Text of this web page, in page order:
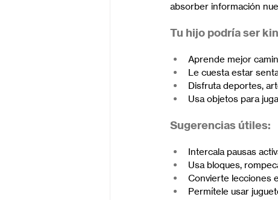
absorber información
Tu hijo podría ser
Aprende mejor
Le cuesta estar
Disfruta deportes,
Usa objetos para
Sugerencias útiles:
Intercala pausas
Usa bloques,
Convierte lecciones
Permítele usar